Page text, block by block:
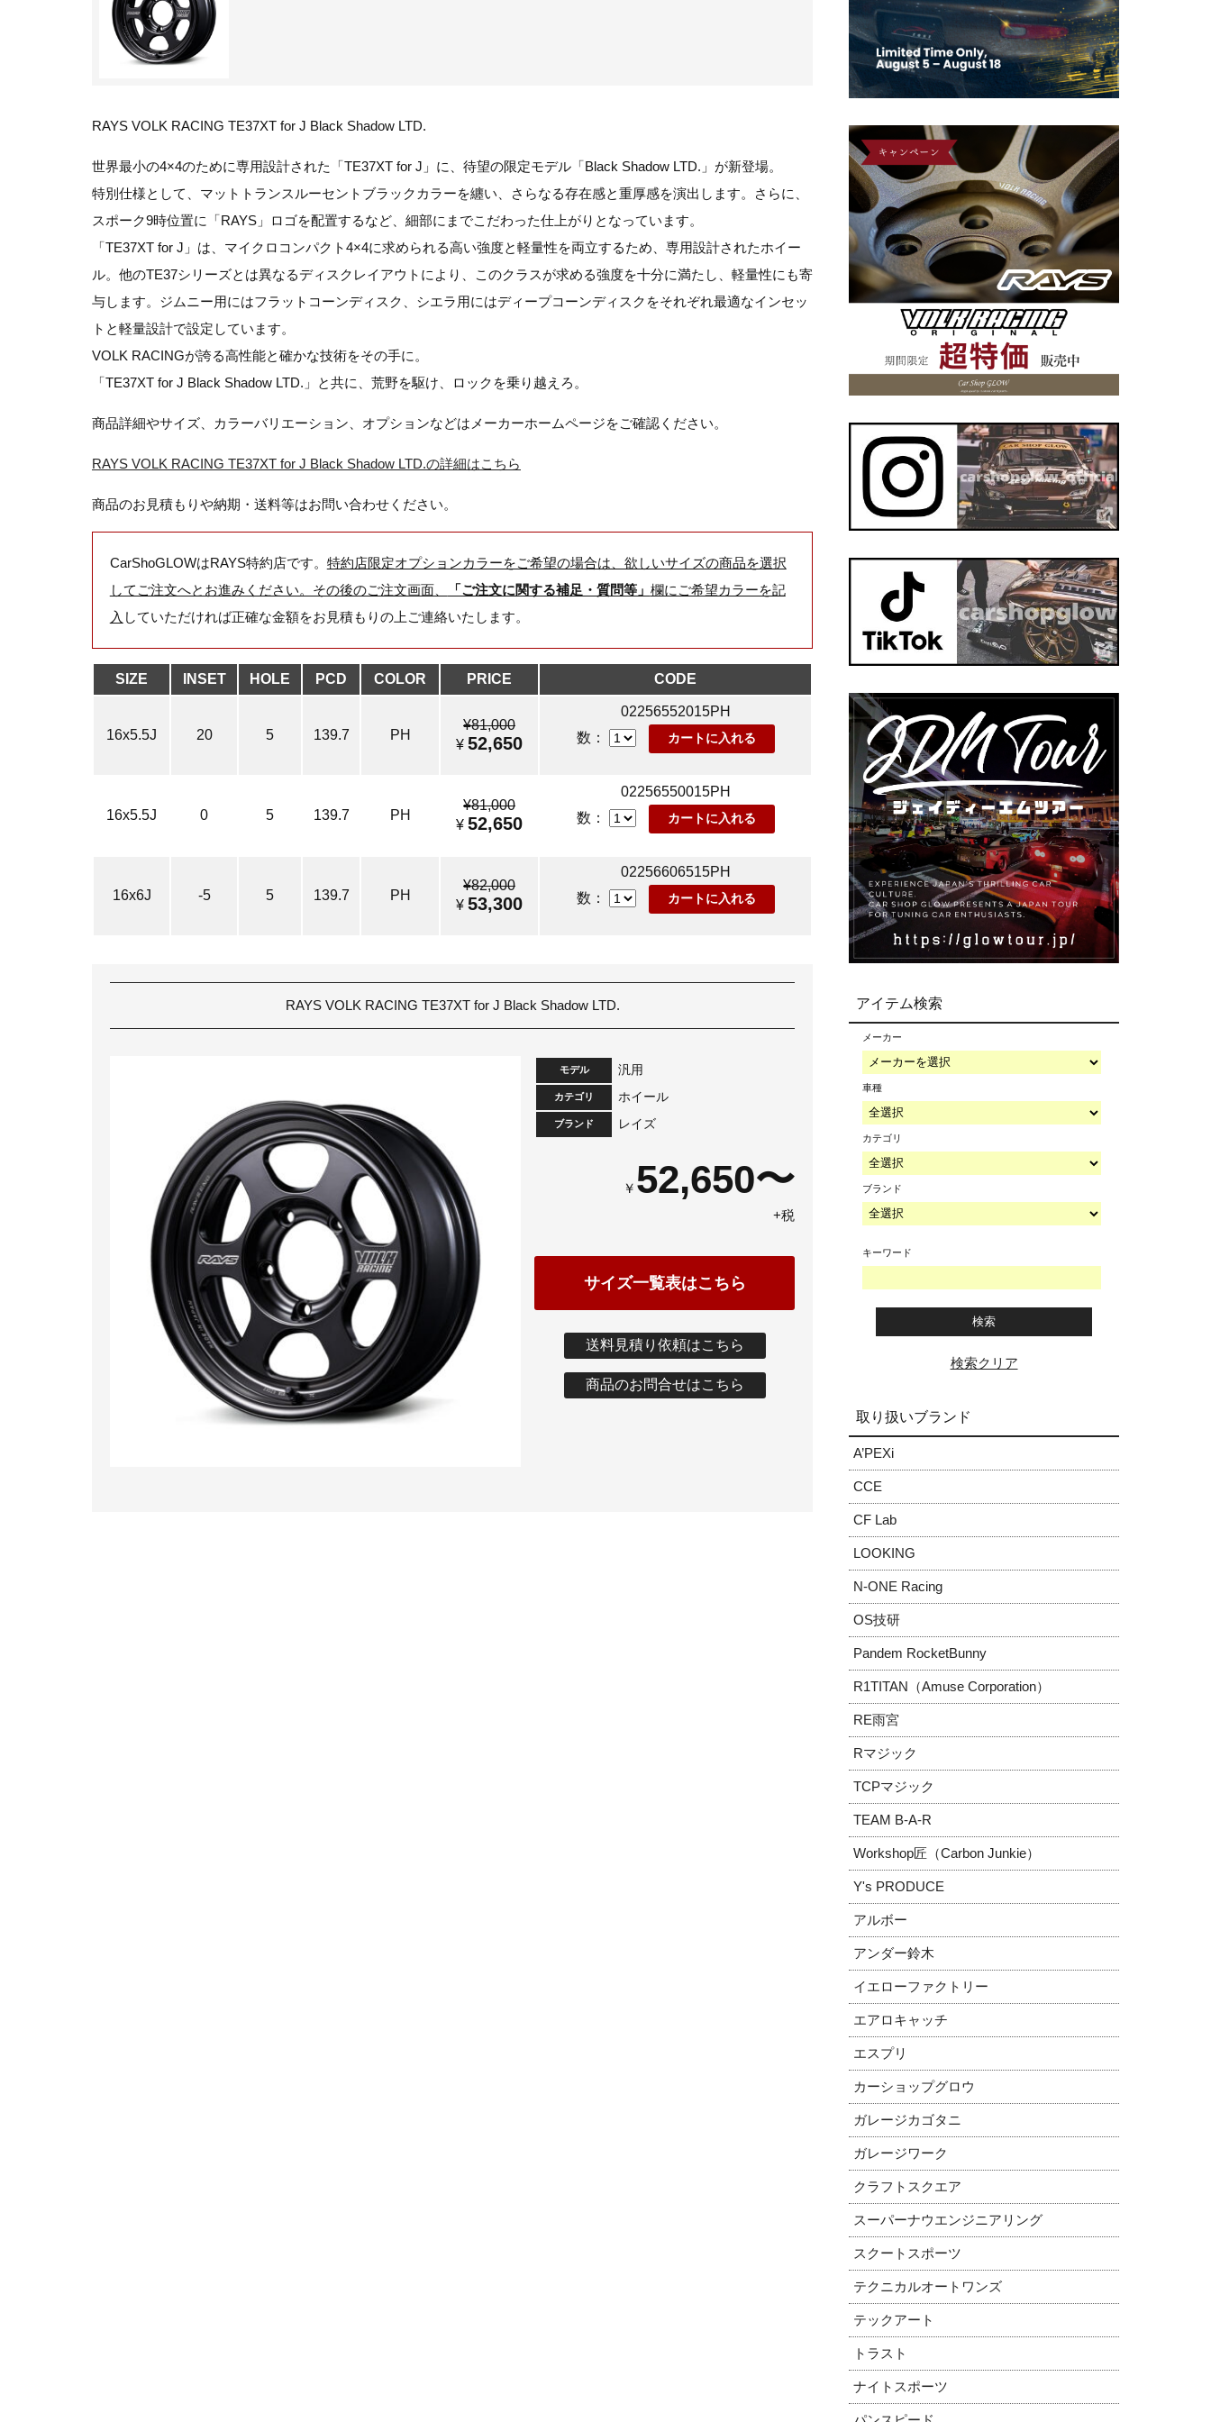
RAYS VOLK RACING TE37XT for J Black Shadow LTD.
世界最小の4×4のために専用設計された「TE37XT for J」に、待望の限定モデル「Black Shadow LTD.」が新登場。
特別仕様として、マットトランスルーセントブラックカラーを纏い、さらなる存在感と重厚感を演出します。さらに、
スポーク9時位置に「RAYS」ロゴを配置するなど、細部にまでこだわった仕上がりとなっています。
「TE37XT for J」は、マイクロコンパクト4×4に求められる高い強度と軽量性を両立するため、専用設計されたホイー
ル。他のTE37シリーズとは異なるディスクレイアウトにより、このクラスが求める強度を十分に満たし、軽量性にも寄
与します。ジムニー用にはフラットコーンディスク、シエラ用にはディープコーンディスクをそれぞれ最適なインセッ
トと軽量設計で設定しています。
VOLK RACINGが誇る高性能と確かな技術をその手に。
「TE37XT for J Black Shadow LTD.」と共に、荒野を駆け、ロックを乗り越えろ。
商品詳細やサイズ、カラーバリエーション、オプションなどはメーカーホームページをご確認ください。
RAYS VOLK RACING TE37XT for J Black Shadow LTD.の詳細はこちら
商品のお見積もりや納期・送料等はお問い合わせください。
CarShoGLOWはRAYS特約店です。 特約店限定オプションカラーをご希望の場合は、欲しいサイズの商品を選択
してご注文へとお進みください。その後のご注文画面、
「ご注文に関する補足・質問等」 欄にご希望カラーを記
入 していただければ正確な金額をお見積もりの上ご連絡いたします。
SIZE INSET HOLE PCD COLOR PRICE CODE
16x5.5J 20 5 139.7 PH
¥81,000
¥ 52,650
02256552015PH
数：
16x5.5J 0 5 139.7 PH
¥81,000
¥ 52,650
02256550015PH
数：
16x6J -5 5 139.7 PH
¥82,000
¥ 53,300
02256606515PH
数：
RAYS VOLK RACING TE37XT for J Black Shadow LTD.
モデル 汎用
カテゴリ ホイール
ブランド レイズ
￥ 52,650〜
+税
サイズ一覧表はこちら
アイテム検索
メーカー
車種
カテゴリ
ブランド
キーワード
検索クリア
取り扱いブランド
A’PEXi
CCE
CF Lab
LOOKING
N-ONE Racing
OS技研
Pandem RocketBunny
R1TITAN（Amuse Corporation）
RE雨宮
Rマジック
TCPマジック
TEAM B-A-R
Workshop匠（Carbon Junkie）
Y's PRODUCE
アルボー
アンダー鈴木
イエローファクトリー
エアロキャッチ
エスプリ
カーショップグロウ
ガレージカゴタニ
ガレージワーク
クラフトスクエア
スーパーナウエンジニアリング
スクートスポーツ
テクニカルオートワンズ
テックアート
トラスト
ナイトスポーツ